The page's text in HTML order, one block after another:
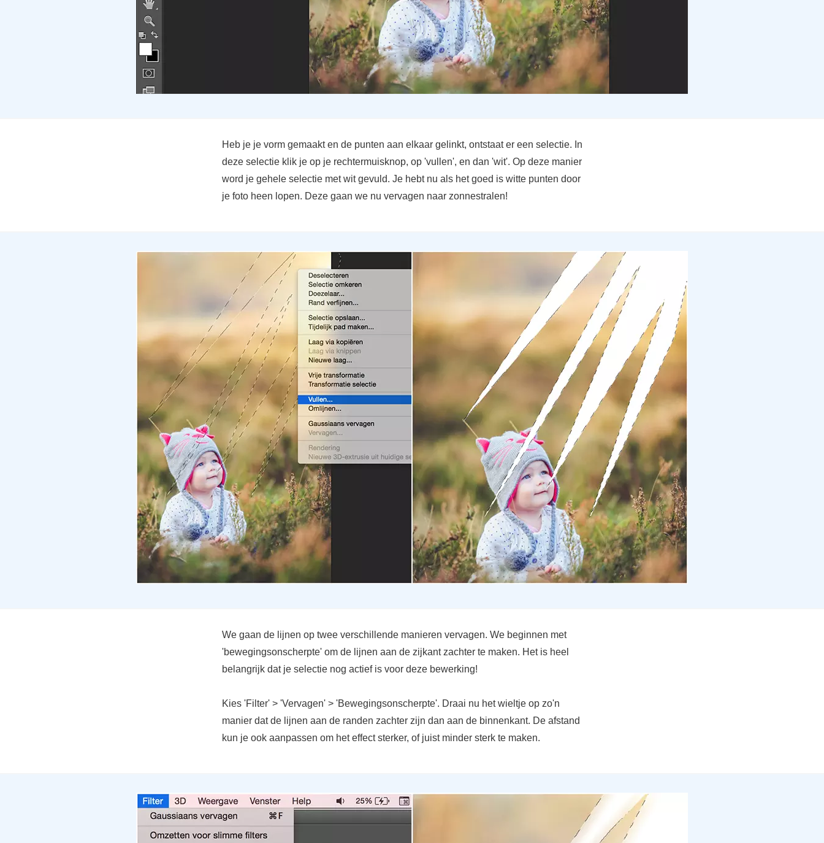
Heb je je vorm gemaakt en de punten aan elkaar gelinkt, ontstaat er een selectie. In
deze selectie klik je op je rechtermuisknop, op 'vullen', en dan 'wit'. Op deze manier
word je gehele selectie met wit gevuld. Je hebt nu als het goed is witte punten door
je foto heen lopen. Deze gaan we nu vervagen naar zonnestralen!
We gaan de lijnen op twee verschillende manieren vervagen. We beginnen met
'bewegingsonscherpte' om de lijnen aan de zijkant zachter te maken. Het is heel
belangrijk dat je selectie nog actief is voor deze bewerking!
Kies 'Filter' > 'Vervagen' > 'Bewegingsonscherpte'. Draai nu het wieltje op zo'n
manier dat de lijnen aan de randen zachter zijn dan aan de binnenkant. De afstand
kun je ook aanpassen om het effect sterker, of juist minder sterk te maken.